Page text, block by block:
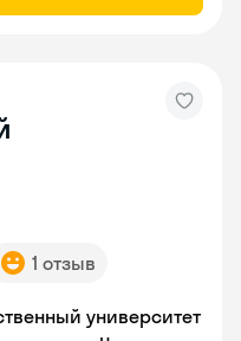
1 отзыв
университет